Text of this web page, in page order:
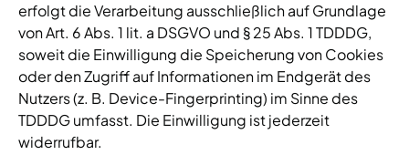
erfolgt die Verarbeitung ausschließlich auf Grundlage
von Art. 6 Abs. 1 lit. a DSGVO und § 25 Abs. 1 TDDDG,
soweit die Einwilligung die Speicherung von Cookies
oder den Zugriff auf Informationen im Endgerät des
Nutzers (z. B. Device-Fingerprinting) im Sinne des
TDDDG umfasst. Die Einwilligung ist jederzeit
widerrufbar.